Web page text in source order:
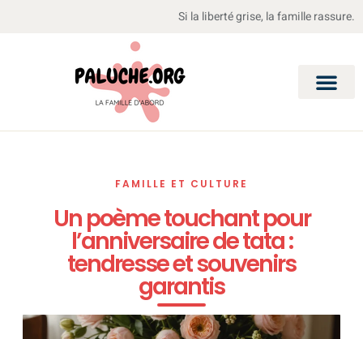
Si la liberté grise, la famille rassure.
FAMILLE ET CULTURE
Un poème touchant pour
l’anniversaire de tata :
tendresse et souvenirs
garantis